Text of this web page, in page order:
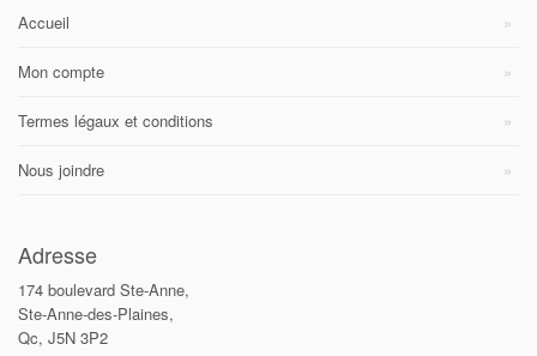
Accueil
Mon compte
Termes légaux et conditions
Nous joindre
Adresse
174 boulevard Ste-Anne,
Ste-Anne-des-Plaines,
Qc, J5N 3P2